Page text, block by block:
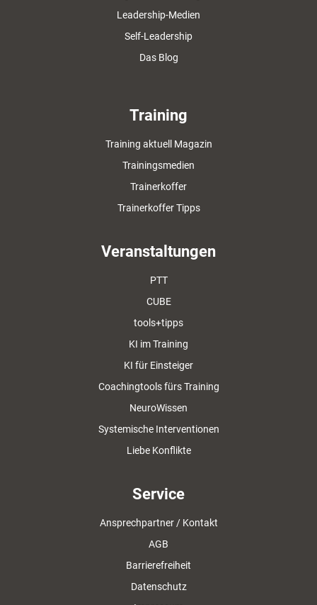
Leadership-Medien
Self-Leadership
Das Blog
Training
Training aktuell Magazin
Trainingsmedien
Trainerkoffer
Trainerkoffer Tipps
Veranstaltungen
PTT
CUBE
tools+tipps
KI im Training
KI für Einsteiger
Coachingtools fürs Training
NeuroWissen
Systemische Interventionen
Liebe Konflikte
Service
Ansprechpartner / Kontakt
AGB
Barrierefreiheit
Datenschutz